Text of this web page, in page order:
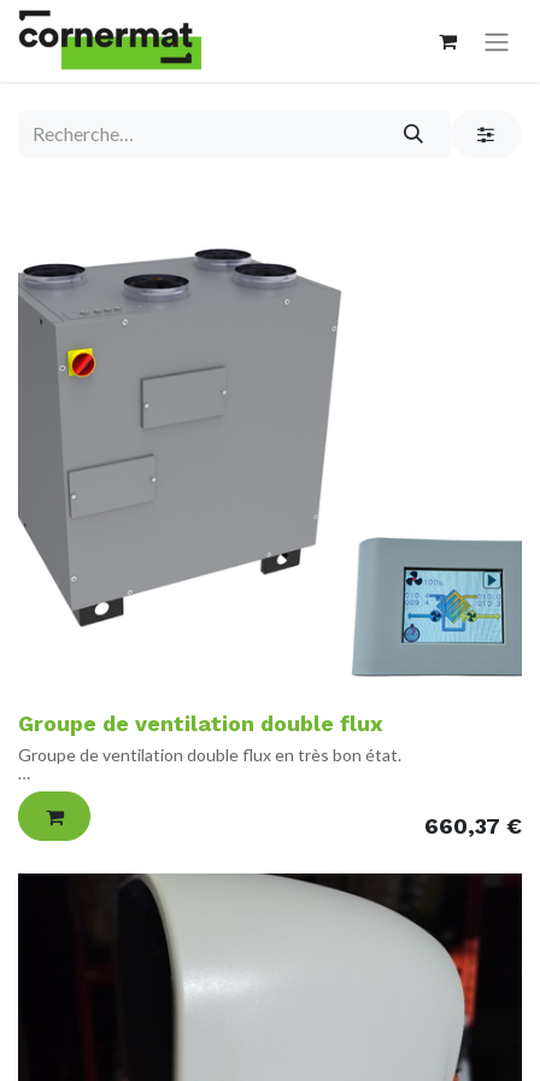
Groupe de ventilation double flux
Groupe de ventilation double flux en très bon état.
SPECIFICATIONS (voir photo) :
Modèle : 11027150 - ALDES InspirAIR Top 1200 D
N° série : 25POE044564-001
Puissance : 0.35 kW
Débit : 1400 m3/h
660,37 €